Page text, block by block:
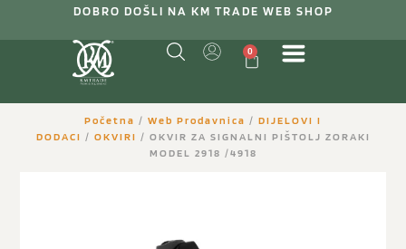
DOBRO DOŠLI NA KM TRADE WEB SHOP
0
Početna / Web Prodavnica / DIJELOVI I
DODACI / OKVIRI / OKVIR ZA SIGNALNI PIŠTOLJ ZORAKI
MODEL 2918 /4918